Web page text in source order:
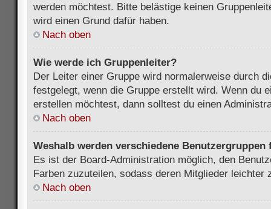
werden möchtest. Bitte belästige keinen
wird einen Grund dafür haben.
Nach oben
Wie werde ich Gruppenleiter?
Der Leiter einer Gruppe wird normalerweise durch
festgelegt, wenn die Gruppe erstellt wird. Wenn du
erstellen möchtest, dann solltest du einen
Nach oben
Weshalb werden verschiedene
Es ist der Board-Administration möglich, den
Farben zuzuteilen, sodass deren Mitglieder leichter
Nach oben